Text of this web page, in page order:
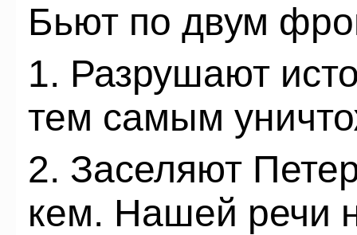
Бьют по двум
1. Разрушают
тем самым
2. Заселяют
кем. Нашей речи